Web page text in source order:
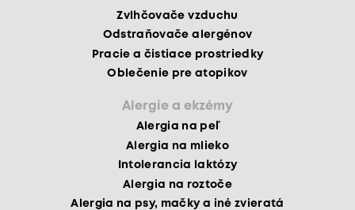
Zvlhčovače vzduchu
Odstraňovače alergénov
Pracie a čistiace prostriedky
Oblečenie pre atopikov
Alergie a ekzémy
Alergia na peľ
Alergia na mlieko
Intolerancia laktózy
Alergia na roztoče
Alergia na psy, mačky a iné zvieratá